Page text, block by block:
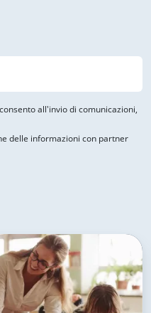
all'invio di comunicazioni,
delle informazioni con partner